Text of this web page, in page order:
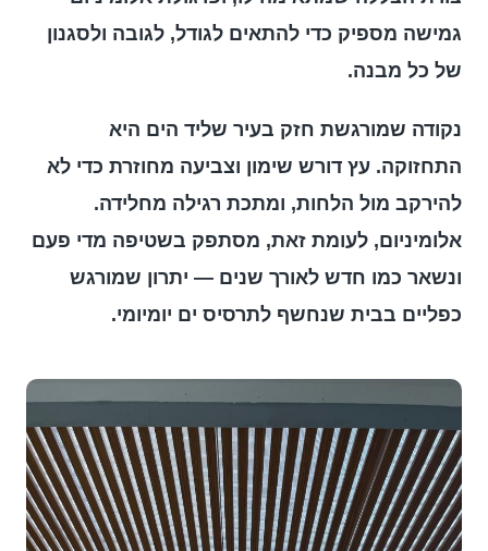
גמישה מספיק כדי להתאים לגודל, לגובה ולסגנון
של כל מבנה.
נקודה שמורגשת חזק בעיר שליד הים היא
התחזוקה. עץ דורש שימון וצביעה מחוזרת כדי לא
להירקב מול הלחות, ומתכת רגילה מחלידה.
אלומיניום, לעומת זאת, מסתפק בשטיפה מדי פעם
ונשאר כמו חדש לאורך שנים — יתרון שמורגש
כפליים בבית שנחשף לתרסיס ים יומיומי.